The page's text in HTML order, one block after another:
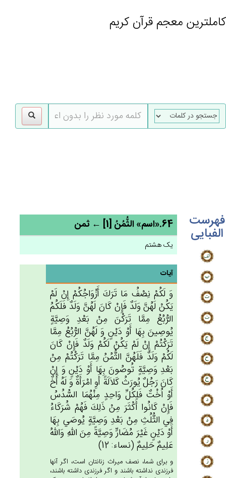
کاملترین معجم قرآن کریم
فهرست
الفبایی 64.«اسم» الثُّمُن‌ُ [1] ← ثمن
یک هشتم
آیات
وَ لَكُم‌ْ نِصْف‌ُ مَا تَرَك‌َ أَزْوَاجُكُم‌ْ إِنْ‌ لَمْ‌
يَكُنْ‌ لَهُن‌َّ وَلَدٌ فَإِنْ‌ كَان‌َ لَهُن‌َّ وَلَدٌ فَلَكُم‌ُ
الرُّبُع‌ُ مِمَّا تَرَكْن‌َ مِنْ‌ بَعْدِ وَصِيَّة‌ٍ
يُوصِين‌َ بِهَا أَوْ دَيْن‌ٍ وَ لَهُن‌َّ الرُّبُع‌ُ مِمَّا
تَرَكْتُم‌ْ إِنْ‌ لَم‌ْ يَكُنْ‌ لَكُم‌ْ وَلَدٌ فَإِنْ‌ كَان‌َ
لَكُم‌ْ وَلَدٌ فَلَهُن‌َّ الثُّمُن‌ُ مِمَّا تَرَكْتُمْ‌ مِنْ‌
بَعْدِ وَصِيَّة‌ٍ تُوصُون‌َ بِهَا أَوْ دَيْن‌ٍ وَ إِنْ‌
كَان‌َ رَجُل‌ٌ يُورَث‌ُ كَلاَلَة‌ً أَوِ امْرَأَة‌ٌ وَ لَه‌ُ أَخ‌ٌ
أَوْ اُخْت‌ٌ فَلِكُل‌ِّ وَاحِدٍ مِنْهُمَا السُّدُس‌ُ
فَإِنْ‌ كَانُوا أَكْثَرَ مِنْ‌ ذَلِك‌َ فَهُم‌ْ شُرَكَاءُ
فِي الثُّلُث‌ِ مِن‌ْ بَعْدِ وَصِيَّة‌ٍ يُوصَي‌ بِهَا
أَوْ دَيْن‌ٍ غَيْرَ مُضَارٍّ وَصِيَّة‌ً مِن‌َ الله‌ِ وَالله‌ُ
عَلِيم‌ٌ حَلِيم‌ٌ (نساء: 12)
و براى شما، نصف ميراث زنانتان است، اگر آنها
فرزندى نداشته باشند و اگر فرزندى داشته باشند،